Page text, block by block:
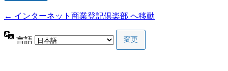
← インターネット商業登記倶楽部 へ移動
言語